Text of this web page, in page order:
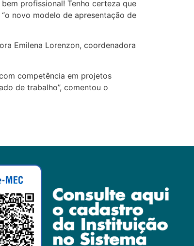
profissional! Tenho certeza que
novo modelo de apresentação de
Emilena Lorenzon, coordenadora
competência em projetos
de trabalho”, comentou o